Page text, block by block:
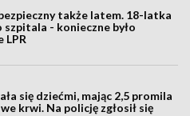
także latem. 18-latka
szpitala - konieczne było
LPR
się dziećmi, mając 2,5 promila
krwi. Na policję zgłosił się